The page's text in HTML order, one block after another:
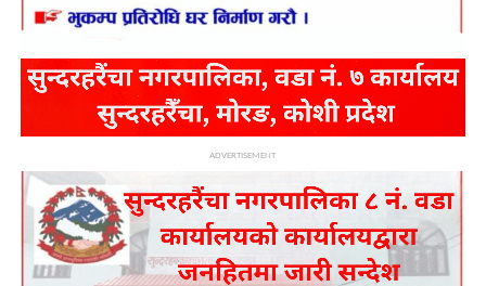
ADVERTISEMENT